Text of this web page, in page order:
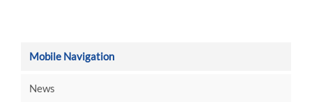
Mobile Navigation
News